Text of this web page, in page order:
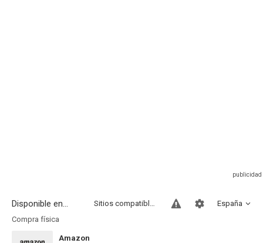
Disponible en... España
Sitios compatibles
Compra física
Amazon